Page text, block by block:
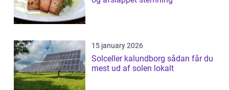
15 january 2026
Solceller kalundborg sådan får du
mest ud af solen lokalt